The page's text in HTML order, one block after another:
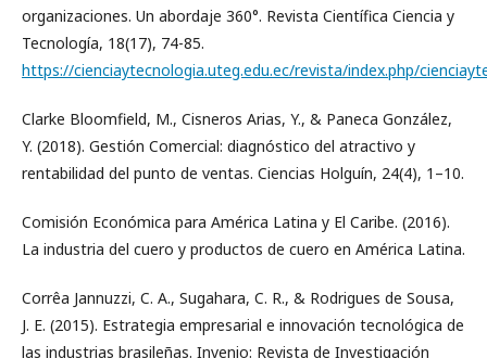
organizaciones. Un abordaje 360°. Revista Científica Ciencia y
Tecnología, 18(17), 74-85.
https://cienciaytecnologia.uteg.edu.ec/revista/index.php/
Clarke Bloomfield, M., Cisneros Arias, Y., & Paneca González,
Y. (2018). Gestión Comercial: diagnóstico del atractivo y
rentabilidad del punto de ventas. Ciencias Holguín, 24(4), 1–10.
Comisión Económica para América Latina y El Caribe. (2016).
La industria del cuero y productos de cuero en América Latina.
Corrêa Jannuzzi, C. A., Sugahara, C. R., & Rodrigues de Sousa,
J. E. (2015). Estrategia empresarial e innovación tecnológica de
las industrias brasileñas. Invenio: Revista de Investigación